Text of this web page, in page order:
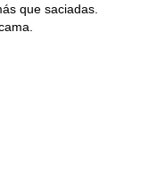
que saciadas.